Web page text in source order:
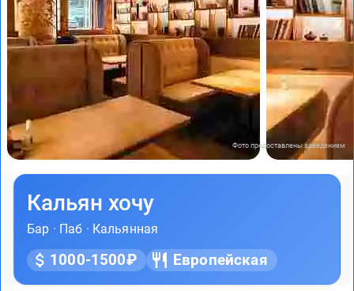
Фото предоставлены заведением
Кальян хочу
Бар · Паб · Кальянная
1000-1500₽ Европейская